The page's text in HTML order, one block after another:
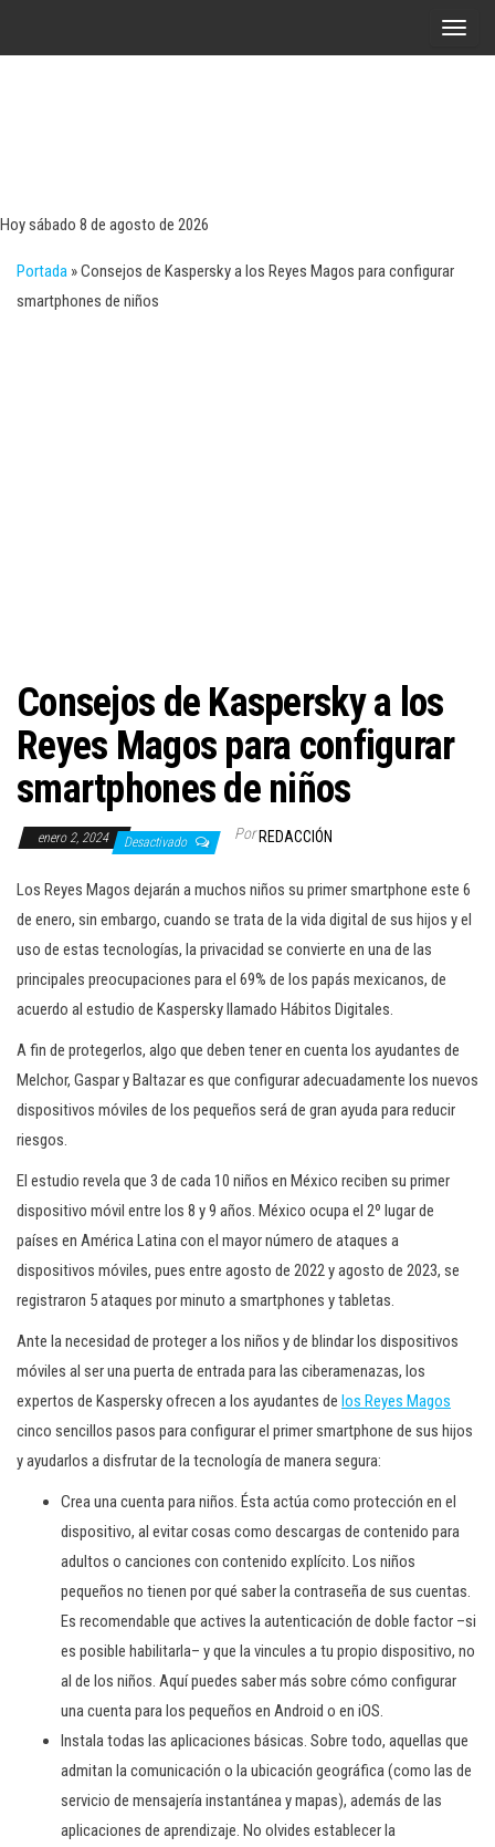
A
l
Hoy sábado 8 de agosto de 2026
Portada »Consejos de Kaspersky a los Reyes Magos para configurar
smartphones de niños
Consejos de Kaspersky a los
Reyes Magos para configurar
smartphones de niños
enero 2, 2024 Desactivado Por REDACCIÓN
Los Reyes Magos dejarán a muchos niños su primer smartphone este 6
de enero, sin embargo, cuando se trata de la vida digital de sus hijos y el
uso de estas tecnologías, la privacidad se convierte en una de las
principales preocupaciones para el 69% de los papás mexicanos, de
acuerdo al estudio de Kaspersky llamado Hábitos Digitales.
A fin de protegerlos, algo que deben tener en cuenta los ayudantes de
Melchor, Gaspar y Baltazar es que configurar adecuadamente los nuevos
dispositivos móviles de los pequeños será de gran ayuda para reducir
riesgos.
El estudio revela que 3 de cada 10 niños en México reciben su primer
dispositivo móvil entre los 8 y 9 años. México ocupa el 2º lugar de
países en América Latina con el mayor número de ataques a
dispositivos móviles, pues entre agosto de 2022 y agosto de 2023, se
registraron 5 ataques por minuto a smartphones y tabletas.
Ante la necesidad de proteger a los niños y de blindar los dispositivos
móviles al ser una puerta de entrada para las ciberamenazas, los
expertos de Kaspersky ofrecen a los ayudantes de los Reyes Magos
cinco sencillos pasos para configurar el primer smartphone de sus hijos
y ayudarlos a disfrutar de la tecnología de manera segura:
Crea una cuenta para niños. Ésta actúa como protección en el
dispositivo, al evitar cosas como descargas de contenido para
adultos o canciones con contenido explícito. Los niños
pequeños no tienen por qué saber la contraseña de sus cuentas.
Es recomendable que actives la autenticación de doble factor –si
es posible habilitarla– y que la vincules a tu propio dispositivo, no
al de los niños. Aquí puedes saber más sobre cómo configurar
una cuenta para los pequeños en Android o en iOS.
Instala todas las aplicaciones básicas. Sobre todo, aquellas que
admitan la comunicación o la ubicación geográfica (como las de
servicio de mensajería instantánea y mapas), además de las
aplicaciones de aprendizaje. No olvides establecer la